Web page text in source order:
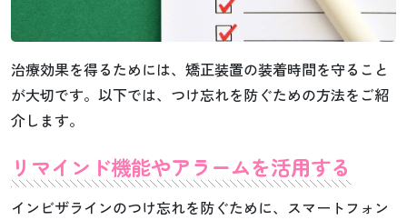
治療効果を得るためには、矯正装置の装着時間を守ること
が大切です。以下では、つけ忘れを防ぐための方法をご紹
介します。
リマインド機能やアラームを活用する
インビザラインのつけ忘れを防ぐために、スマートフォン